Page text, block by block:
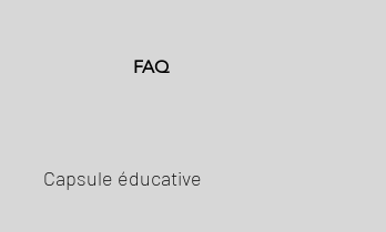
FAQ
Capsule éducative